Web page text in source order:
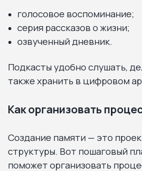
голосовое воспоминание;
серия рассказов о жизни;
озвученный дневник.
Подкасты удобно слушать,
также хранить в цифровом
Как организовать
Создание памяти — это
структуры. Вот пошаговый
поможет организовать